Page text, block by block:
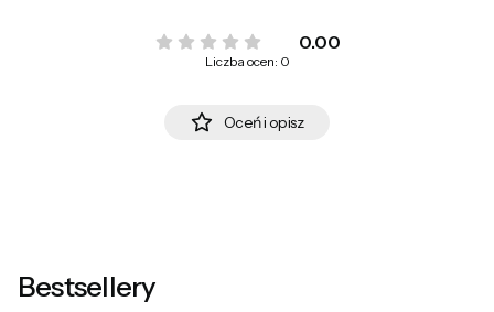
0.00
Liczba ocen: 0
Oceń i opisz
Bestsellery